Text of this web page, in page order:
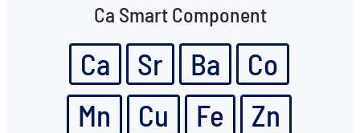
Ca Smart Component
Ca Sr Ba
Co
Mn
Cu Fe
Zn